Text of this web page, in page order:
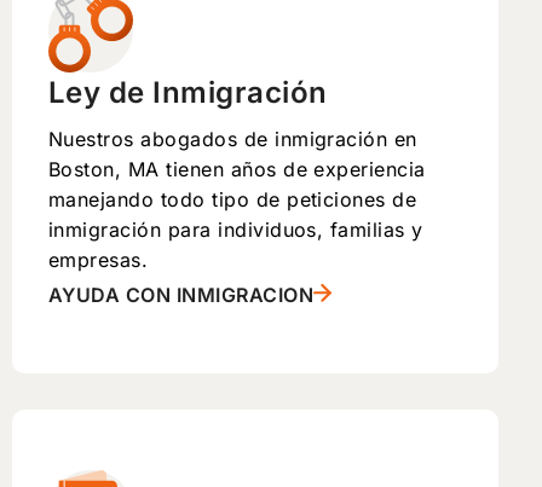
Ley de Inmigración
Nuestros abogados de inmigración en
Boston, MA tienen años de experiencia
manejando todo tipo de peticiones de
inmigración para individuos, familias y
empresas.
AYUDA CON INMIGRACION